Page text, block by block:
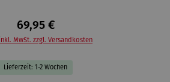
69,95 €
MwSt. zzgl. Versandkosten
Lieferzeit: 1-2 Wochen